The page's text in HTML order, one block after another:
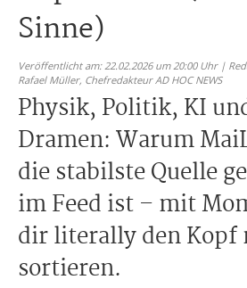
Sinne)
Veröffentlicht am: 22.02.2026 um 20:00 Uhr |
Rafael Müller, Chefredakteur AD HOC NEWS
Physik, Politik, KI
Dramen: Warum
die stabilste Quelle
im Feed ist – mit
dir literally den Kopf
sortieren.